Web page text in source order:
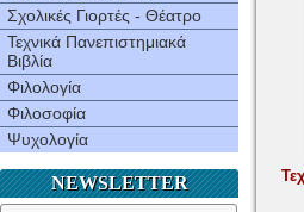
Σχολικές Γιορτές - Θέατρο
Τεχνικά Πανεπιστημιακά
Βιβλία
Φιλολογία
Φιλοσοφία
Ψυχολογία
NEWSLETTER